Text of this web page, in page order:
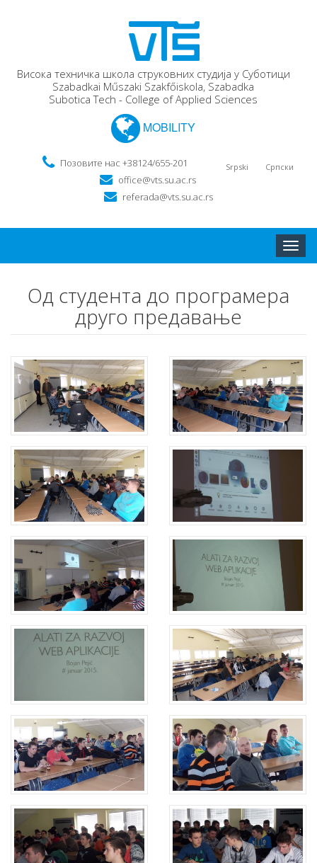
Висока техничка школа струковних студија у Суботици
Szabadkai Műszaki Szakfőiskola, Szabadka
Subotica Tech - College of Applied Sciences
MOBILITY
Srpski Српски
Позовите нас +38124/655-201
office@vts.su.ac.rs
referada@vts.su.ac.rs
Toggle
Од студента до програмера
друго предавање